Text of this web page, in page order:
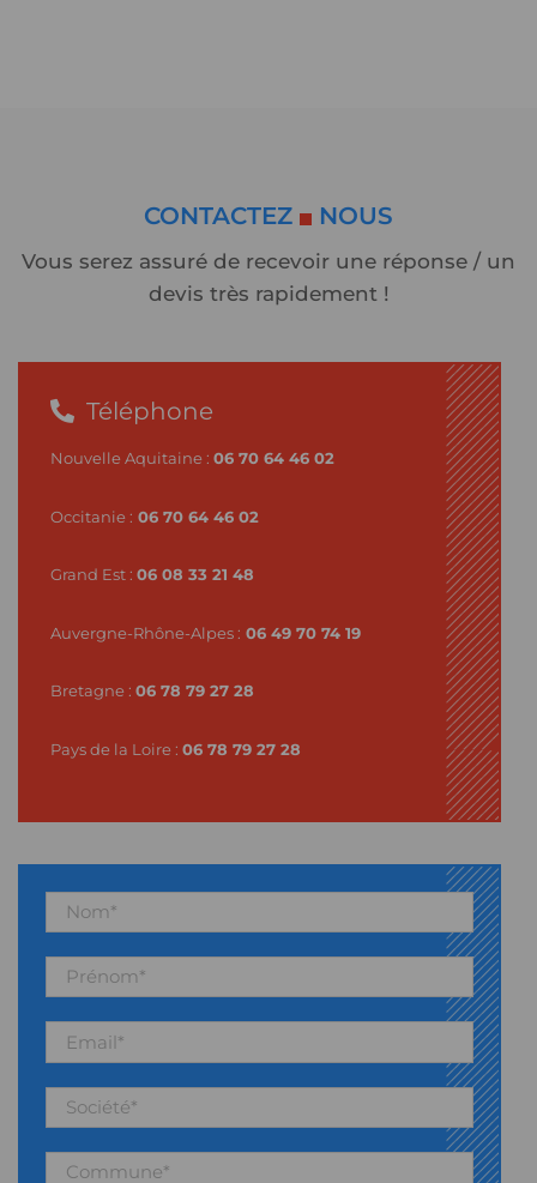
CONTACTEZ NOUS
Vous serez assuré de recevoir une réponse / un
devis très rapidement !
Téléphone
Nouvelle Aquitaine : 06 70 64 46 02
Occitanie : 06 70 64 46 02
Grand Est : 06 08 33 21 48
Auvergne-Rhône-Alpes : 06 49 70 74 19
Bretagne : 06 78 79 27 28
Pays de la Loire : 06 78 79 27 28